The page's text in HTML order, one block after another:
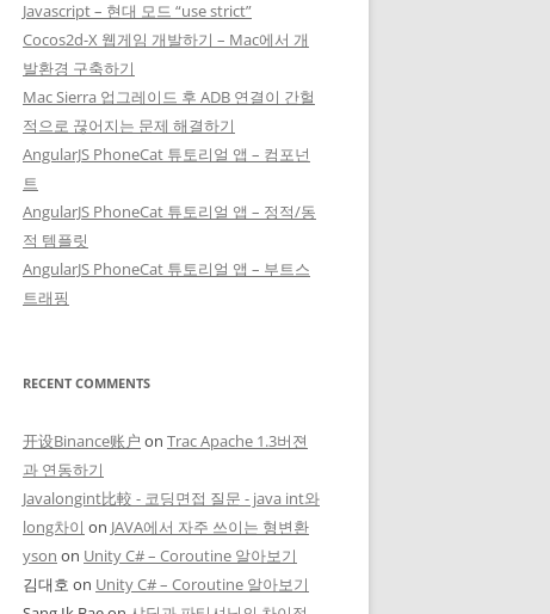
Javascript – 현대 모드 “use strict”
Cocos2d-X 웹게임 개발하기 – Mac에서 개
발환경 구축하기
Mac Sierra 업그레이드 후 ADB 연결이 간헐
적으로 끊어지는 문제 해결하기
AngularJS PhoneCat 튜토리얼 앱 – 컴포넌
트
AngularJS PhoneCat 튜토리얼 앱 – 정적/동
적 템플릿
AngularJS PhoneCat 튜토리얼 앱 – 부트스
트래핑
RECENT COMMENTS
开设Binance账户 on Trac Apache 1.3버젼
과 연동하기
Javalongint比較 - 코딩면접 질문 - java int와
long차이 on JAVA에서 자주 쓰이는 형변환
yson on Unity C# – Coroutine 알아보기
김대호 on Unity C# – Coroutine 알아보기